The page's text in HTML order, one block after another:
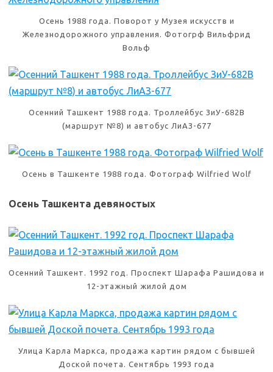
Осень 1988 года. Поворот у Музея искусств и
Железнодорожного управления. Фотогрф Вильфрид
Вольф
Осенний Ташкент 1988 года. Троллейбус ЗиУ-682В
(маршрут №8) и автобус ЛиАЗ-677
Осень в Ташкенте 1988 года. Фотограф Wilfried Wolf
Осень Ташкента девяностых
Осенний Ташкент. 1992 год. Проспект Шарафа Рашидова и
12-этажный жилой дом
Улица Карла Маркса, продажа картин рядом с бывшей
Доской почета. Сентябрь 1993 года